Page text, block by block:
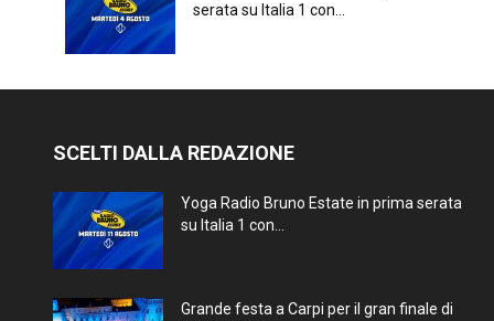
serata su Italia 1 con...
SCELTI DALLA REDAZIONE
Yoga Radio Bruno Estate in prima serata
su Italia 1 con...
Grande festa a Carpi per il gran finale di